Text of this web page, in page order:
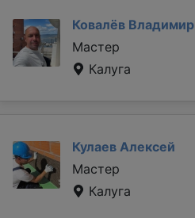
Ковалёв Владимир
Мастер
Калуга
Кулаев Алексей
Мастер
Калуга